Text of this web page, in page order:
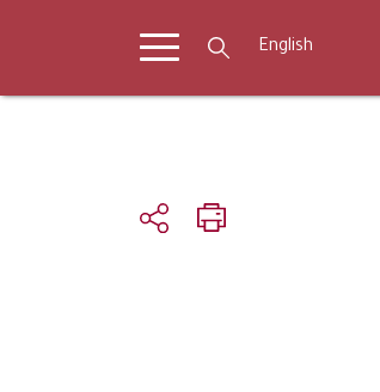
English